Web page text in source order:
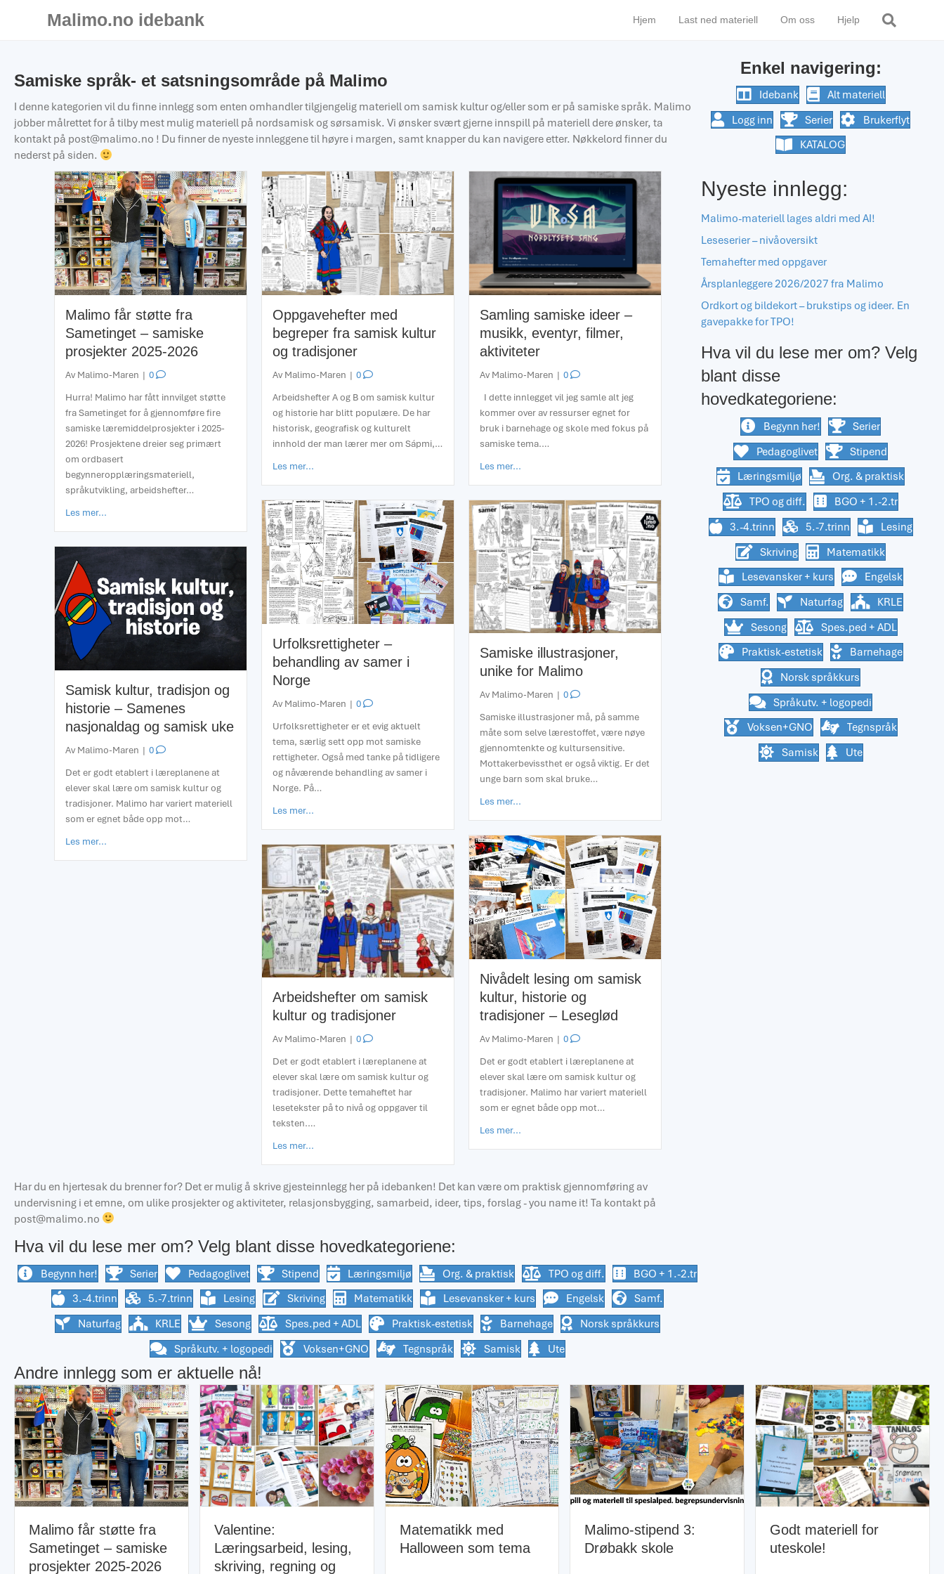
Malimo.no idebank Hjem Last ned materiell Om oss Hjelp
Samiske språk- et satsningsområde på Malimo
I denne kategorien vil du finne innlegg som enten omhandler tilgjengelig materiell om samisk kultur og/eller som er på samiske språk. Malimo
jobber målrettet for å tilby mest mulig materiell på nordsamisk og sørsamisk. Vi ønsker svært gjerne innspill på materiell dere ønsker, ta
kontakt på post@malimo.no ! Du finner de nyeste innleggene til høyre i margen, samt knapper du kan navigere etter. Nøkkelord finner du
nederst på siden.
Malimo får støtte fra
Sametinget – samiske
prosjekter 2025-2026
Av Malimo-Maren | 0
Hurra! Malimo har fått innvilget støtte
fra Sametinget for å gjennomføre fire
samiske læremiddelprosjekter i 2025-
2026! Prosjektene dreier seg primært
om ordbasert
begynneropplæringsmateriell,
språkutvikling, arbeidshefter…
Les mer...about Malimo får støtte fra Sametinget – samiske prosjekter 2025-2026
Oppgavehefter med
begreper fra samisk kultur
og tradisjoner
Av Malimo-Maren | 0
Arbeidshefter A og B om samisk kultur
og historie har blitt populære. De har
historisk, geografisk og kulturelt
innhold der man lærer mer om Sápmi,…
Les mer...about Oppgavehefter med begreper fra samisk kultur og tradisjoner
Samling samiske ideer –
musikk, eventyr, filmer,
aktiviteter
Av Malimo-Maren | 0
I dette innlegget vil jeg samle alt jeg
kommer over av ressurser egnet for
bruk i barnehage og skole med fokus på
samiske tema.…
Les mer...about Samling samiske ideer – musikk, eventyr, filmer, aktiviteter
Urfolksrettigheter –
behandling av samer i
Norge
Av Malimo-Maren | 0
Urfolksrettigheter er et evig aktuelt
tema, særlig sett opp mot samiske
rettigheter. Også med tanke på tidligere
og nåværende behandling av samer i
Norge. På…
Les mer...about Urfolksrettigheter – behandling av samer i Norge
Samiske illustrasjoner,
unike for Malimo
Av Malimo-Maren | 0
Samiske illustrasjoner må, på samme
måte som selve lærestoffet, være nøye
gjennomtenkte og kultursensitive.
Mottakerbevissthet er også viktig. Er det
unge barn som skal bruke…
Les mer...about Samiske illustrasjoner, unike for Malimo
Samisk kultur, tradisjon og
historie – Samenes
nasjonaldag og samisk uke
Av Malimo-Maren | 0
Det er godt etablert i læreplanene at
elever skal lære om samisk kultur og
tradisjoner. Malimo har variert materiell
som er egnet både opp mot…
Les mer...about Samisk kultur, tradisjon og historie – Samenes nasjonaldag og samisk uke
Nivådelt lesing om samisk
kultur, historie og
tradisjoner – Leseglød
Av Malimo-Maren | 0
Det er godt etablert i læreplanene at
elever skal lære om samisk kultur og
tradisjoner. Malimo har variert materiell
som er egnet både opp mot…
Les mer...about Nivådelt lesing om samisk kultur, historie og tradisjoner – Leseglød
Arbeidshefter om samisk
kultur og tradisjoner
Av Malimo-Maren | 0
Det er godt etablert i læreplanene at
elever skal lære om samisk kultur og
tradisjoner. Dette temaheftet har
lesetekster på to nivå og oppgaver til
teksten.…
Les mer...about Arbeidshefter om samisk kultur og tradisjoner
Har du en hjertesak du brenner for? Det er mulig å skrive gjesteinnlegg her på idebanken! Det kan være om praktisk gjennomføring av
undervisning i et emne, om ulike prosjekter og aktiviteter, relasjonsbygging, samarbeid, ideer, tips, forslag - you name it! Ta kontakt på
post@malimo.no
Hva vil du lese mer om? Velg blant disse hovedkategoriene:
Begynn her! Serier Pedagoglivet Stipend Læringsmiljø Org. & praktisk TPO og diff.
BGO + 1.-2.tr
3.-4.trinn
5.-7.trinn Lesing Skriving Matematikk Lesevansker + kurs Engelsk
Samf.
Naturfag
KRLE Sesong Spes.ped + ADL Praktisk-estetisk Barnehage
Norsk språkkurs
Språkutv. + logopedi
Voksen+GNO Tegnspråk Samisk Ute
Enkel navigering:
Idebank
Alt materiell
Logg inn
Serier
Brukerflyt
KATALOG
Nyeste innlegg:
Malimo-materiell lages aldri med AI!
Leseserier – nivåoversikt
Temahefter med oppgaver
Årsplanleggere 2026/2027 fra Malimo
Ordkort og bildekort – brukstips og ideer. En
gavepakke for TPO!
Hva vil du lese mer om? Velg
blant disse
hovedkategoriene:
Begynn her!
Serier
Pedagoglivet
Stipend
Læringsmiljø
Org. & praktisk
TPO og diff.
BGO + 1.-2.tr
3.-4.trinn
5.-7.trinn
Lesing
Skriving
Matematikk
Lesevansker + kurs
Engelsk
Samf.
Naturfag
KRLE
Sesong
Spes.ped + ADL
Praktisk-estetisk
Barnehage
Norsk språkkurs
Språkutv. + logopedi
Voksen+GNO
Tegnspråk
Samisk
Ute
Andre innlegg som er aktuelle nå!
får støtte fra
– samiske
2025-2026
Valentine:
Læringsarbeid, lesing,
skriving, regning og
Matematikk med
Halloween som tema
Malimo-stipend 3:
Drøbakk skole
Godt materiell for
uteskole!